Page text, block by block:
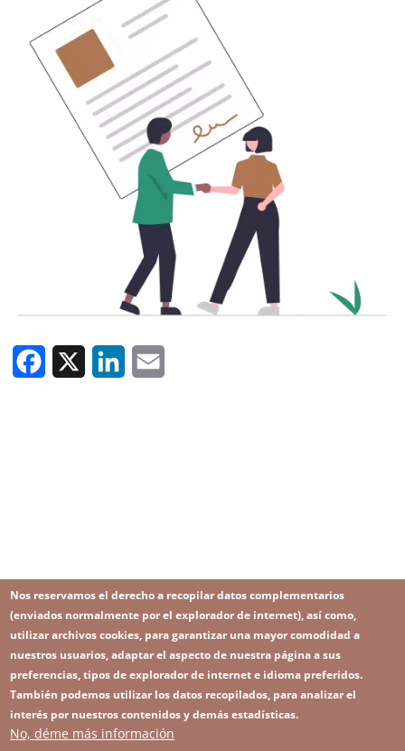
Facebook LinkedIn
Suscríbase a nuestro Newsletter
Image
Nos reservamos el derecho a recopilar datos complementarios
(enviados normalmente por el explorador de internet), así como,
utilizar archivos cookies, para garantizar una mayor comodidad a
nuestros usuarios, adaptar el aspecto de nuestra página a sus
preferencias, tipos de explorador de internet e idioma preferidos.
También podemos utilizar los datos recopilados, para analizar el
interés por nuestros contenidos y demás estadísticas.
No, déme más información